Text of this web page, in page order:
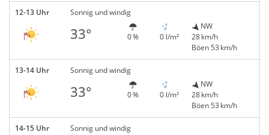
12-13 Uhr Sonnig und windig
33° 0 % 0 l/m²
NW
28 km/h
Böen 53 km/h
13-14 Uhr Sonnig und windig
33° 0 % 0 l/m²
NW
28 km/h
Böen 53 km/h
14-15 Uhr Sonnig und windig